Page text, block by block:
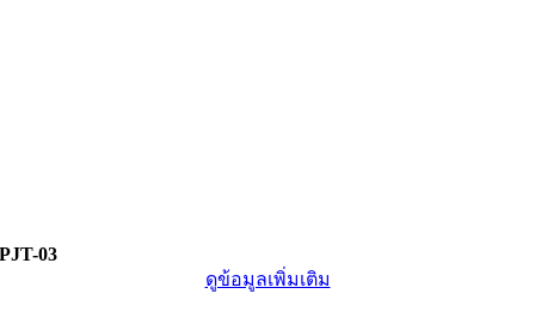
PJT-03
ดูข้อมูลเพิ่มเติม